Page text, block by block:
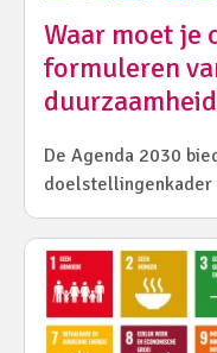
Waar moet je
formuleren
De Agenda 2030
doelstellingenkader